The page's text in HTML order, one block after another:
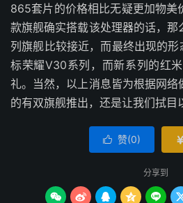
865套片的价格相比无疑更加物美
款旗舰确实搭载该处理器的话，那
列旗舰比较接近，而最终出现的
标荣耀V30系列，而新系列的红
礼。当然，以上消息皆为根据网络
的有双旗舰推出，还是让我们拭目
 赞(0) 
分享到
    